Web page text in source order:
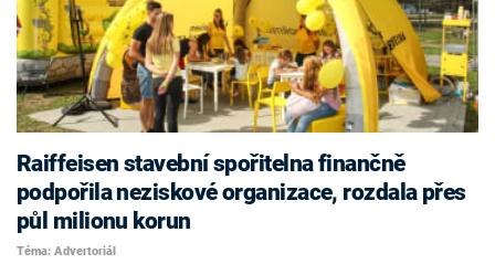
Raiffeisen stavební spořitelna finančně
podpořila neziskové organizace, rozdala přes
půl milionu korun
Téma: Advertoriál